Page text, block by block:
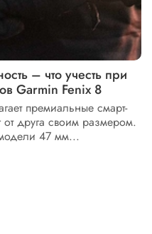
– что учесть при
Garmin Fenix 8
премиальные смарт-
от друга своим размером.
47 мм...